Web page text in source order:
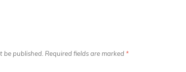
be published. Required fields are marked *